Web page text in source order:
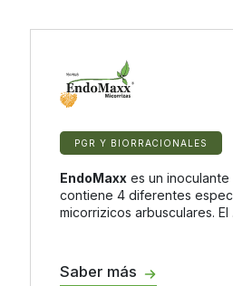
PGR Y BIORRACIONALES
EndoMaxxes un
contiene 4 diferentes
micorrizicos arbusculares. El
Saber más